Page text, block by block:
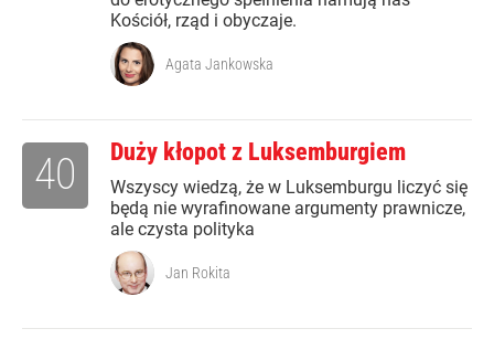
Kościół, rząd i obyczaje.
Agata Jankowska
Duży kłopot z Luksemburgiem
Wszyscy wiedzą, że w Luksemburgu liczyć się
będą nie wyrafinowane argumenty prawnicze,
ale czysta polityka
40
Jan Rokita